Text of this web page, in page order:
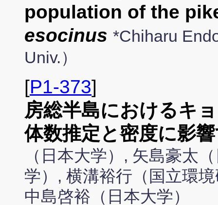
population of the
esocinus *Chiharu
Univ.）
[P1-373]
房総半島におけるキ
体数推定と密度に影
（日本大学）, 矢島豪太
学）, 横溝裕行（国立環
中島啓裕（日本大学）